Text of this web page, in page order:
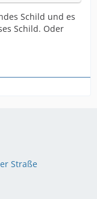
Schild und es
Schild. Oder
Straße